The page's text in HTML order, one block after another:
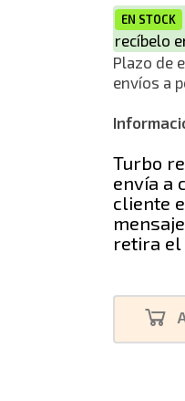
EN STOCK
recíbelo
Plazo de
envíos a
Turbo
envía a
cliente
retira el